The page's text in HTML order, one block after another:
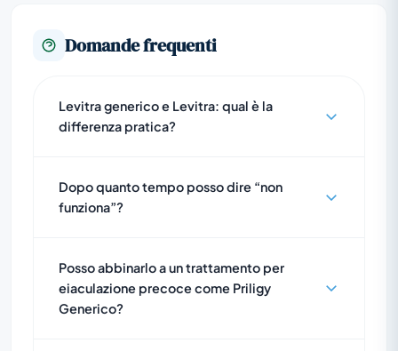
Domande frequenti
Levitra generico e Levitra: qual è la
differenza pratica?
Dopo quanto tempo posso dire “non
funziona”?
Posso abbinarlo a un trattamento per
eiaculazione precoce come Priligy
Generico?